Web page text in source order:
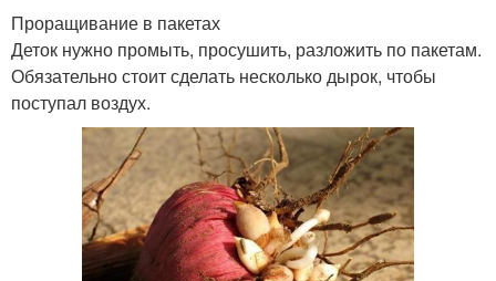
Проращивание в пакетах
Деток нужно промыть, просушить, разложить по пакетам.
Обязательно стоит сделать несколько дырок, чтобы
поступал воздух.